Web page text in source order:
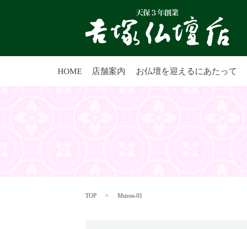
HOME 店舗案内 お仏壇を迎えるにあたって
TOP Musou-01